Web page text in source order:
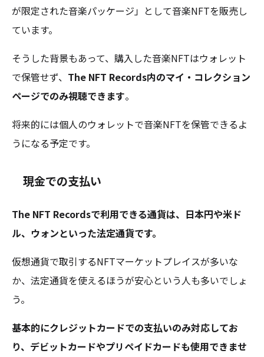
が限定された音楽パッケージ」として音楽NFTを販売し
ています。
そうした背景もあって、購入した音楽NFTはウォレット
で保管せず、 The NFT Records内のマイ・コレクション
ページでのみ視聴できます。
将来的には個人のウォレットで音楽NFTを保管できるよ
うになる予定です。
現金での支払い
The NFT Recordsで利用できる通貨は、日本円や米ド
ル、ウォンといった法定通貨です。
仮想通貨で取引するNFTマーケットプレイスが多いな
か、法定通貨を使えるほうが安心という人も多いでしょ
う。
基本的にクレジットカードでの支払いのみ対応してお
り、デビットカードやプリペイドカードも使用できませ